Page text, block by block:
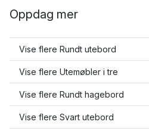
Oppdag mer
Vise flere Rundt utebord
Vise flere Utemøbler i tre
Vise flere Rundt hagebord
Vise flere Svart utebord